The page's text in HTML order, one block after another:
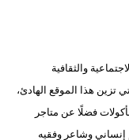
والثقافية
تزين هذا الموقع الهادئ،
فضلًا عن متاجر
إنساني وشاعر وفقيه